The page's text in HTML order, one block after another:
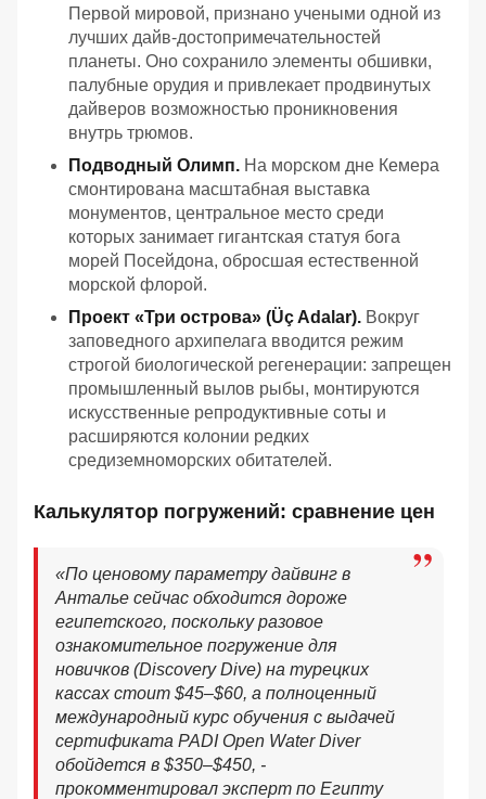
Первой мировой, признано учеными одной из
лучших дайв-достопримечательностей
планеты. Оно сохранило элементы обшивки,
палубные орудия и привлекает продвинутых
дайверов возможностью проникновения
внутрь трюмов.
Подводный Олимп. На морском дне Кемера
смонтирована масштабная выставка
монументов, центральное место среди
которых занимает гигантская статуя бога
морей Посейдона, обросшая естественной
морской флорой.
Проект «Три острова» (Üç Adalar). Вокруг
заповедного архипелага вводится режим
строгой биологической регенерации: запрещен
промышленный вылов рыбы, монтируются
искусственные репродуктивные соты и
расширяются колонии редких
средиземноморских обитателей.
Калькулятор погружений: сравнение цен
«По ценовому параметру дайвинг в
Анталье сейчас обходится дороже
египетского, поскольку разовое
ознакомительное погружение для
новичков (Discovery Dive) на турецких
кассах стоит $45–$60, а полноценный
международный курс обучения с выдачей
сертификата PADI Open Water Diver
обойдется в $350–$450, -
прокомментировал эксперт по Египту